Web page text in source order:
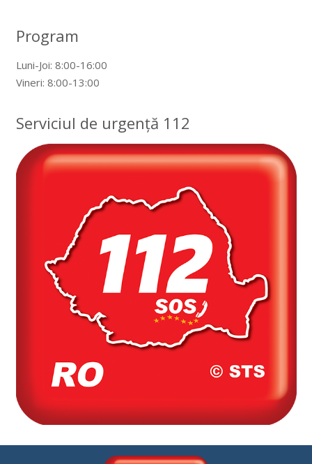
Program
Luni-Joi: 8:00-16:00
Vineri: 8:00-13:00
Serviciul de urgență 112